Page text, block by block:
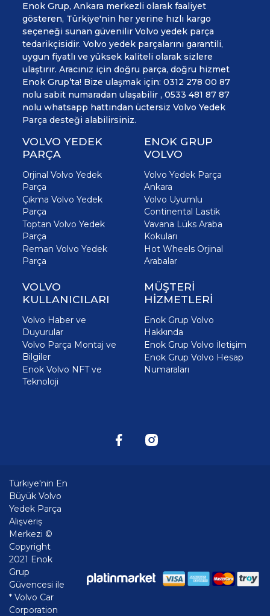
Enok Grup, Ankara merkezli olarak faaliyet
gösteren, Türkiye'nin her yerine hızlı kargo
seçeneği sunan güvenilir Volvo yedek parça
tedarikçisidir. Volvo yedek parçalarını garantili,
uygun fiyatlı ve yüksek kaliteli olarak sizlere
ulaştırır. Aracınız için doğru parça, doğru hizmet
Enok Grup’ta! Bize ulaşmak için: 0312 278 00 87
nolu sabit numaradan ulaşabilir , 0533 481 87 87
nolu whatsapp hattından üctersiz Volvo Yedek
Parça desteği alabilirsiniz.
VOLVO YEDEK
PARÇA
Orjinal Volvo Yedek
Parça
Çıkma Volvo Yedek
Parça
Toptan Volvo Yedek
Parça
Reman Volvo Yedek
Parça
ENOK GRUP
VOLVO
Volvo Yedek Parça
Ankara
Volvo Uyumlu
Continental Lastik
Vavana Lüks Araba
Kokuları
Hot Wheels Orjinal
Arabalar
VOLVO
KULLANICILARI
Volvo Haber ve
Duyurular
Volvo Parça Montaj ve
Bilgiler
Enok Volvo NFT ve
Teknoloji
MÜŞTERİ
HİZMETLERİ
Enok Grup Volvo
Hakkında
Enok Grup Volvo İletişim
Enok Grup Volvo Hesap
Numaraları
Türkiye'nin En
Büyük Volvo
Yedek Parça
Alışveriş
Merkezi ©
Copyright
2021 Enok
Grup
Güvencesi ile
* Volvo Car
Corporation